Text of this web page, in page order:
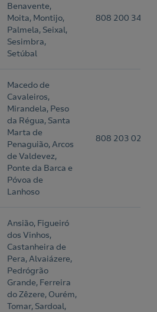
Benavente,
Moita, Montijo,
Palmela, Seixal,
Sesimbra,
Setúbal
808 200 347
Macedo de
Cavaleiros,
Mirandela, Peso
da Régua, Santa
Marta de
Penaguião, Arcos
de Valdevez,
Ponte da Barca e
Póvoa de
Lanhoso
808 203 027
Ansião, Figueiró
dos Vinhos,
Castanheira de
Pera, Alvaiázere,
Pedrógrão
Grande, Ferreira
do Zêzere, Ourém,
Tomar, Sardoal,